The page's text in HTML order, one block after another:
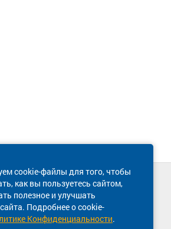
cookie-файлы для того, чтобы
как вы пользуетесь сайтом,
полезное и улучшать
Подробнее о cookie-
Конфиденциальности.
поддержка сайта
800 600-03-38